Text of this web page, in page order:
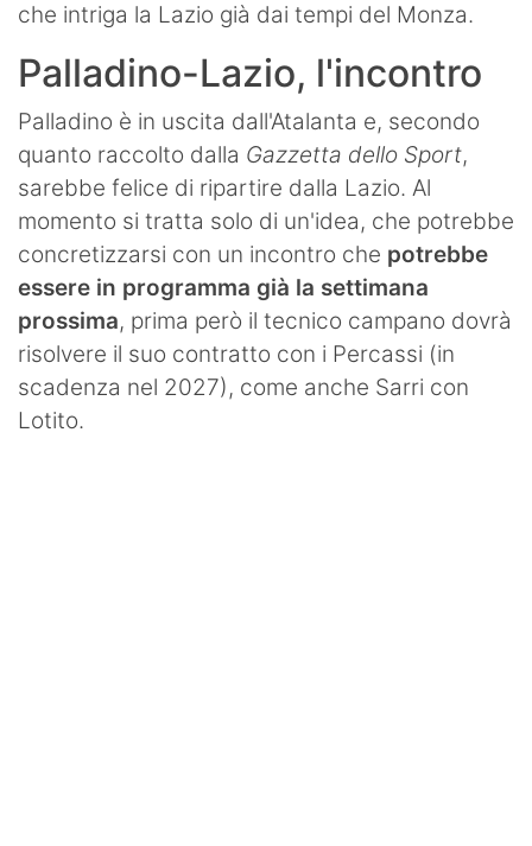
che intriga la Lazio già dai tempi del Monza.
Palladino-Lazio, l'incontro
Palladino è in uscita dall'Atalanta e, secondo
quanto raccolto dalla Gazzetta dello Sport,
sarebbe felice di ripartire dalla Lazio. Al
momento si tratta solo di un'idea, che potrebbe
concretizzarsi con un incontro che potrebbe
essere in programma già la settimana
prossima, prima però il tecnico campano dovrà
risolvere il suo contratto con i Percassi (in
scadenza nel 2027), come anche Sarri con
Lotito.